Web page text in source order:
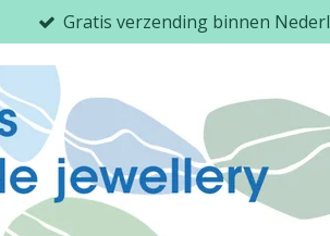
Gratis verzending binnen